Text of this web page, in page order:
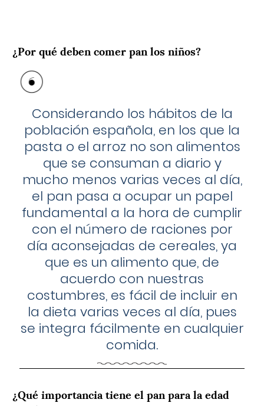
¿Por qué deben comer pan los niños?
Considerando los hábitos de la
población española, en los que la
pasta o el arroz no son alimentos
que se consuman a diario y
mucho menos varias veces al día,
el pan pasa a ocupar un papel
fundamental a la hora de cumplir
con el número de raciones por
día aconsejadas de cereales, ya
que es un alimento que, de
acuerdo con nuestras
costumbres, es fácil de incluir en
la dieta varias veces al día, pues
se integra fácilmente en cualquier
comida.
¿Qué importancia tiene el pan para la edad